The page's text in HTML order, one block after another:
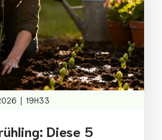
| 19H33
Diese 5